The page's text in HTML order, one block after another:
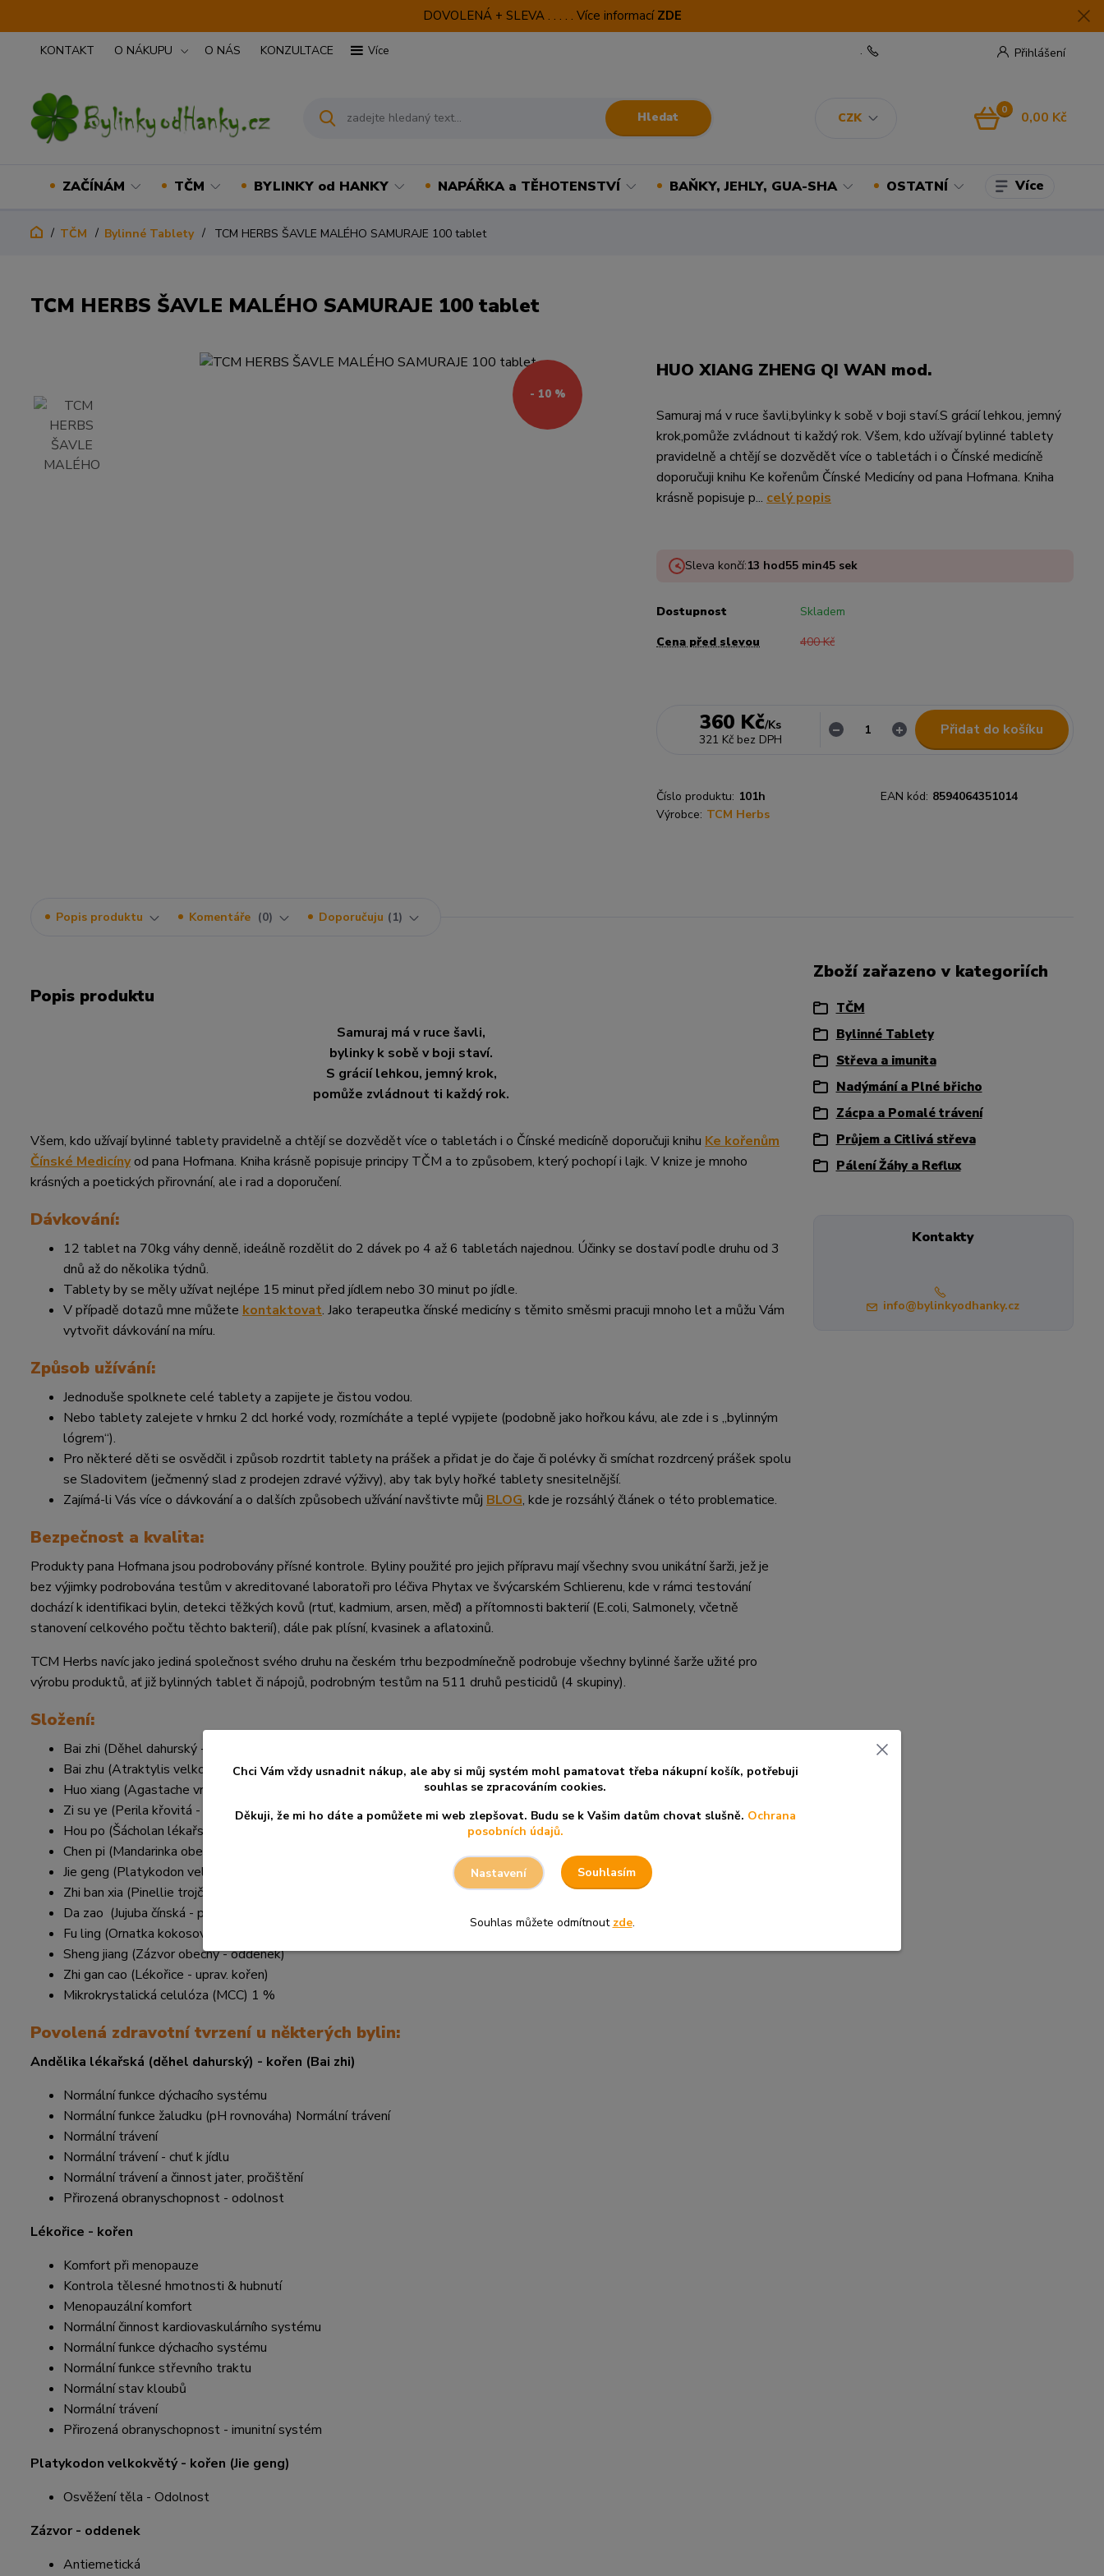
DOVOLENÁ + SLEVA . . . . . Více informací ZDE
KONTAKT O NÁKUPU O NÁS KONZULTACE Více
CZK
Přihlášení
Hledat
.
0 0,00 Kč
ZAČÍNÁM TČM BYLINKY od HANKY NAPÁŘKA a TĚHOTENSTVÍ BAŇKY, JEHLY, GUA-SHA OSTATNÍ Více
TČM Bylinné Tablety TCM HERBS ŠAVLE MALÉHO SAMURAJE 100 tablet
TCM HERBS ŠAVLE MALÉHO SAMURAJE 100 tablet
- 10 %
HUO XIANG ZHENG QI WAN mod.
Samuraj má v ruce šavli,bylinky k sobě v boji staví.S grácií lehkou, jemný
krok,pomůže zvládnout ti každý rok. Všem, kdo užívají bylinné tablety
pravidelně a chtějí se dozvědět více o tabletách i o Čínské medicíně
doporučuji knihu Ke kořenům Čínské Medicíny od pana Hofmana. Kniha
krásně popisuje p... celý popis
Sleva končí:13 hod55 min45 sek
Dostupnost
Skladem
Cena před slevou
400 Kč
360 Kč/Ks
321 Kč bez DPH
Přidat do košíku
Číslo produktu: 101h EAN kód: 8594064351014
Výrobce: TCM Herbs
Popis produktu Komentáře 0 Doporučuju 1
Popis produktu
Samuraj má v ruce šavli,
bylinky k sobě v boji staví.
S grácií lehkou, jemný krok,
pomůže zvládnout ti každý rok.
Všem, kdo užívají bylinné tablety pravidelně a chtějí se dozvědět více o tabletách i o Čínské medicíně doporučuji knihu Ke kořenům
Čínské Medicínyod pana Hofmana. Kniha krásně popisuje principy TČM a to způsobem, který pochopí i lajk. V knize je mnoho
krásných a poetických přirovnání, ale i rad a doporučení.
Dávkování:
12 tablet na 70kg váhy denně, ideálně rozdělit do 2 dávek po 4 až 6 tabletách najednou. Účinky se dostaví podle druhu od 3
dnů až do několika týdnů.
Tablety by se měly užívat nejlépe 15 minut před jídlem nebo 30 minut po jídle.
V případě dotazů mne můžete kontaktovat. Jako terapeutka čínské medicíny s těmito směsmi pracuji mnoho let a můžu Vám
vytvořit dávkování na míru.
Způsob užívání:
Jednoduše spolknete celé tablety a zapijete je čistou vodou.
Nebo tablety zalejete v hrnku 2 dcl horké vody, rozmícháte a teplé vypijete (podobně jako hořkou kávu, ale zde i s „bylinným
lógrem“).
Pro některé děti se osvědčil i způsob rozdrtit tablety na prášek a přidat je do čaje či polévky či smíchat rozdrcený prášek spolu
se Sladovitem (ječmenný slad z prodejen zdravé výživy), aby tak byly hořké tablety snesitelnější.
Zajímá-li Vás více o dávkování a o dalších způsobech užívání navštivte můj BLOG, kde je rozsáhlý článek o této problematice.
Bezpečnost a kvalita:
Produkty pana Hofmana jsou podrobovány přísné kontrole. Byliny použité pro jejich přípravu mají všechny svou unikátní šarži, jež je
bez výjimky podrobována testům v akreditované laboratoři pro léčiva Phytax ve švýcarském Schlierenu, kde v rámci testování
dochází k identifikaci bylin, detekci těžkých kovů (rtuť, kadmium, arsen, měď) a přítomnosti bakterií (E.coli, Salmonely, včetně
stanovení celkového počtu těchto bakterií), dále pak plísní, kvasinek a aflatoxinů.
TCM Herbs navíc jako jediná společnost svého druhu na českém trhu bezpodmínečně podrobuje všechny bylinné šarže užité pro
výrobu produktů, ať již bylinných tablet či nápojů, podrobným testům na 511 druhů pesticidů (4 skupiny).
Složení:
Bai zhi (Děhel dahurský - kořen)
Bai zhu (Atraktylis velkoúborná - zdužnatělý kořen)
Huo xiang (Agastache vrásčitá - nať)
Zi su ye (Perila křovitá - list)
Hou po (Šácholan lékařský - uprav. kůra)
Chen pi (Mandarinka obecná - perikarp pečený)
Jie geng (Platykodon velkokvětý - kořen)
Zhi ban xia (Pinellie trojčetná - uprav. oddenek)
Da zao (Jujuba čínská - plod)
Fu ling (Ornatka kokosová - plodnice houby)
Sheng jiang (Zázvor obecný - oddenek)
Zhi gan cao (Lékořice - uprav. kořen)
Mikrokrystalická celulóza (MCC) 1 %
Povolená zdravotní tvrzení u některých bylin:
Andělika lékařská (děhel dahurský) - kořen (Bai zhi)
Normální funkce dýchacího systému
Normální funkce žaludku (pH rovnováha) Normální trávení
Normální trávení
Normální trávení - chuť k jídlu
Normální trávení a činnost jater, pročištění
Přirozená obranyschopnost - odolnost
Lékořice - kořen
Komfort při menopauze
Kontrola tělesné hmotnosti & hubnutí
Menopauzální komfort
Normální činnost kardiovaskulárního systému
Normální funkce dýchacího systému
Normální funkce střevního traktu
Normální stav kloubů
Normální trávení
Přirozená obranyschopnost - imunitní systém
Platykodon velkokvětý - kořen (Jie geng)
Osvěžení těla - Odolnost
Zázvor - oddenek
Antiemetická
Zboží zařazeno v kategoriích
TČM
Bylinné Tablety
Střeva a imunita
Nadýmání a Plné břicho
Zácpa a Pomalé trávení
Průjem a Citlivá střeva
Pálení Žáhy a Reflux
Kontakty
info@bylinkyodhanky.cz
Chci Vám vždy usnadnit nákup, ale aby si můj systém mohl pamatovat třeba nákupní košík, potřebuji
souhlas se zpracováním cookies.
Děkuji, že mi ho dáte a pomůžete mi web zlepšovat. Budu se k Vašim datům chovat slušně. Ochrana
posobních údajů.
Nastavení Souhlasím
Souhlas můžete odmítnout zde.